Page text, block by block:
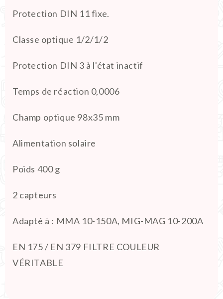
Protection DIN 11 fixe.
Classe optique 1/2/1/2
Protection DIN 3 à l'état inactif
Temps de réaction 0,0006
Champ optique 98x35 mm
Alimentation solaire
Poids 400 g
2 capteurs
Adapté à : MMA 10-150A, MIG-MAG 10-200A
EN 175 / EN 379 FILTRE COULEUR
VÉRITABLE